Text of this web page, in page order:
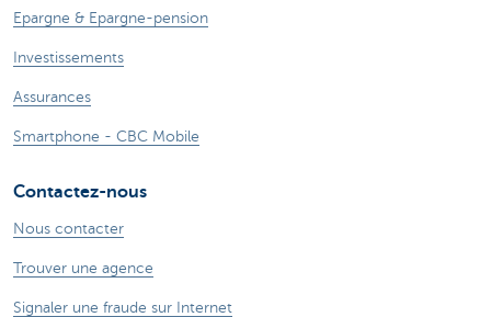
Epargne & Epargne-pension
Investissements
Assurances
Smartphone - CBC Mobile
Contactez-nous
Nous contacter
Trouver une agence
Signaler une fraude sur Internet